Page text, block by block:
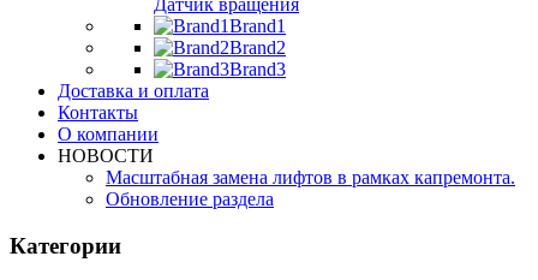
Датчик вращения
Brand1
Brand2
Brand3
Доставка и оплата
Контакты
О компании
НОВОСТИ
Масштабная замена лифтов в рамках капремонта.
Обновление раздела
Категории